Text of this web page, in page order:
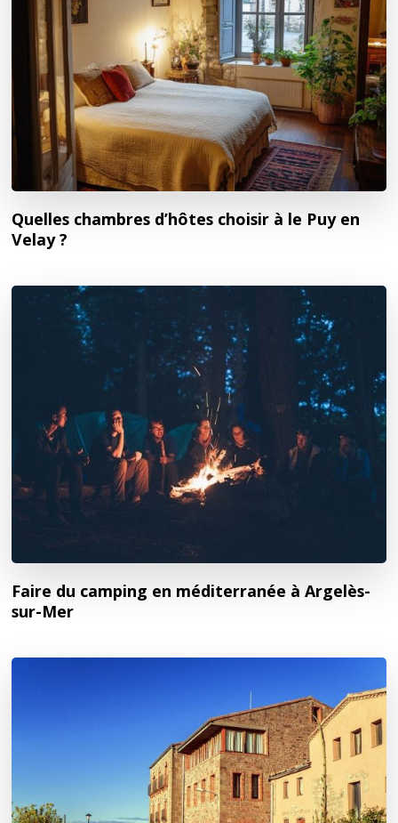
Quelles chambres d’hôtes choisir à le Puy en
Velay ?
Faire du camping en méditerranée à Argelès-
sur-Mer